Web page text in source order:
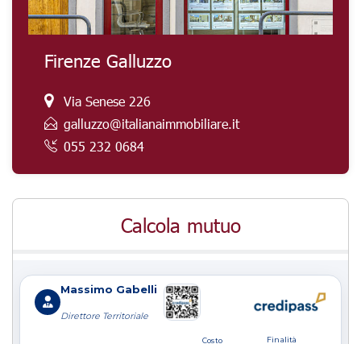
Firenze Galluzzo
Via Senese 226
galluzzo@italianaimmobiliare.it
055 232 0684
Calcola mutuo